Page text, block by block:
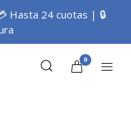
Hasta 24 cuotas | 🔒
0